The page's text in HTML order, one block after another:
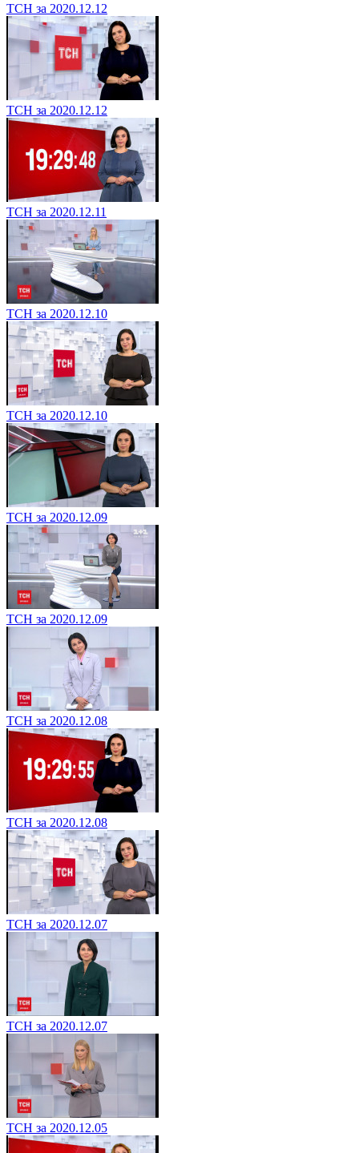
ТСН за 2020.12.12
ТСН за 2020.12.12
ТСН за 2020.12.11
ТСН за 2020.12.10
ТСН за 2020.12.10
ТСН за 2020.12.09
ТСН за 2020.12.09
ТСН за 2020.12.08
ТСН за 2020.12.08
ТСН за 2020.12.07
ТСН за 2020.12.07
ТСН за 2020.12.05